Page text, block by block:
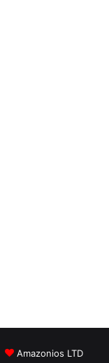
Amazonios LTD